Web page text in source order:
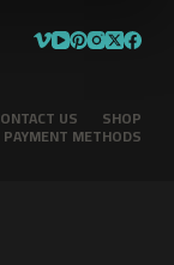
SHOP
US
PAYMENT METHODS